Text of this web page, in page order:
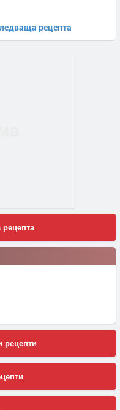
рецепта
рецепти